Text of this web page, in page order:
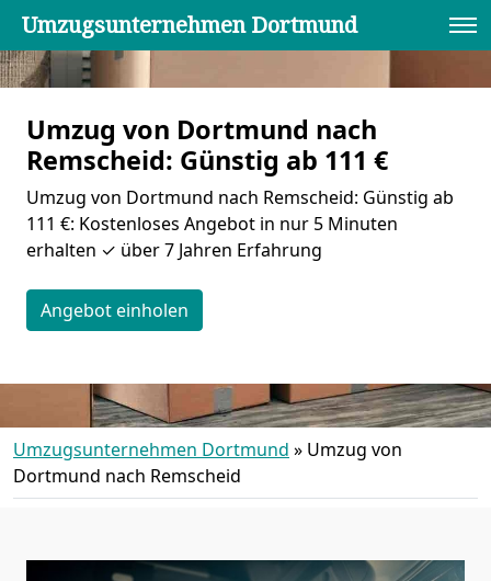
Umzugsunternehmen Dortmund
Umzug von Dortmund nach
Remscheid: Günstig ab 111 €
Umzug von Dortmund nach Remscheid: Günstig ab
111 €: Kostenloses Angebot in nur 5 Minuten
erhalten ✓ über 7 Jahren Erfahrung
Angebot einholen
Umzugsunternehmen Dortmund » Umzug von
Dortmund nach Remscheid